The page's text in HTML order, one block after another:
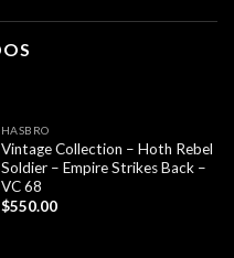
HASBRO
Vintage Collection – Hoth Rebel
Soldier – Empire Strikes Back –
VC 68
$550.00